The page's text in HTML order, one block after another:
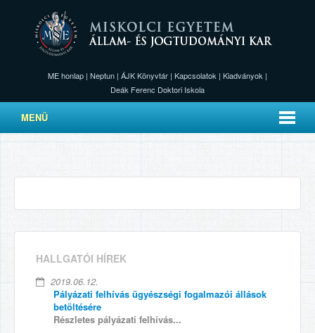
ME honlap | Neptun | ÁJK Könyvtár | Kapcsolatok | Kiadványok |
Deák Ferenc Doktori Iskola
MENÜ
HALLGATÓI HÍREK
2019.06.12.
Pályázati felhívás ügyészségi fogalmazói állások
betöltésére
Részletes pályázati felhívás...